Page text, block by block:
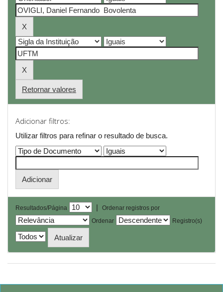
Retornar valores
Adicionar filtros:
Utilizar filtros para refinar o resultado de busca.
Resultados/Página |
Ordenar registros por
Ordenar
Registro(s)